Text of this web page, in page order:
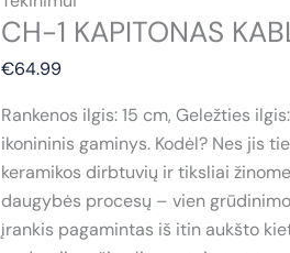
CH-1 KAPITONAS
€64.99
Rankenos ilgis: 15 cm, Geležties
ikonininis gaminys. Kodėl? Nes jis
keramikos dirbtuvių ir tiksliai
daugybės procesų – vien
įrankis pagamintas iš itin aukšto